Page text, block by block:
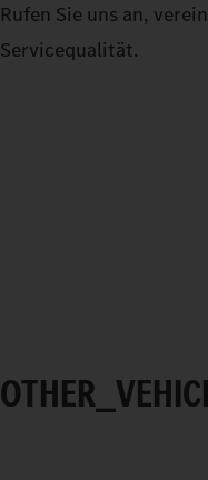
Rufen Sie uns an,
Servicequalität.